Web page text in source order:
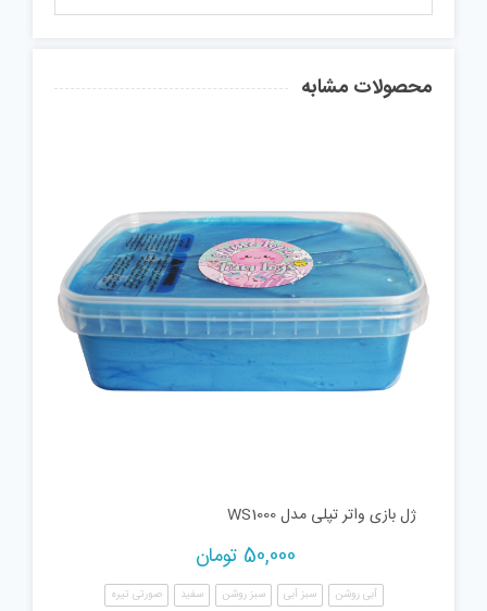
محصولات مشابه
ژل بازی واتر تپلی مدل WS1000
50,000 تومان
آبی روشن سبز آبی سبز روشن سفید صورتی تیره